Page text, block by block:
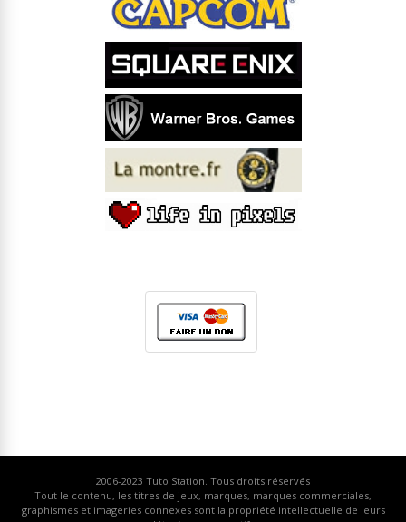
2006-2023 Tuto Station. Tous droits réservés
Tout le contenu, les titres de jeux, marques, marques commerciales,
graphismes et imageries connexes sont la propriété intellectuelle de leurs